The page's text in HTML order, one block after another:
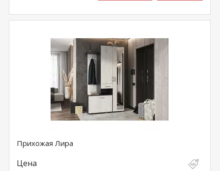
Прихожая Лира
Цена